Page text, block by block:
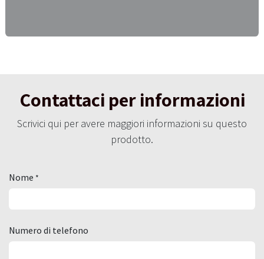
Contattaci per informazioni
Scrivici qui per avere maggiori informazioni su questo
prodotto.
Nome *
Numero di telefono